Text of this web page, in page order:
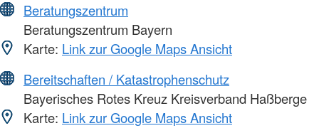
Beratungszentrum
Beratungszentrum Bayern
Karte: Link zur Google Maps Ansicht
Bereitschaften / Katastrophenschutz
Bayerisches Rotes Kreuz Kreisverband Haßberge
Karte: Link zur Google Maps Ansicht